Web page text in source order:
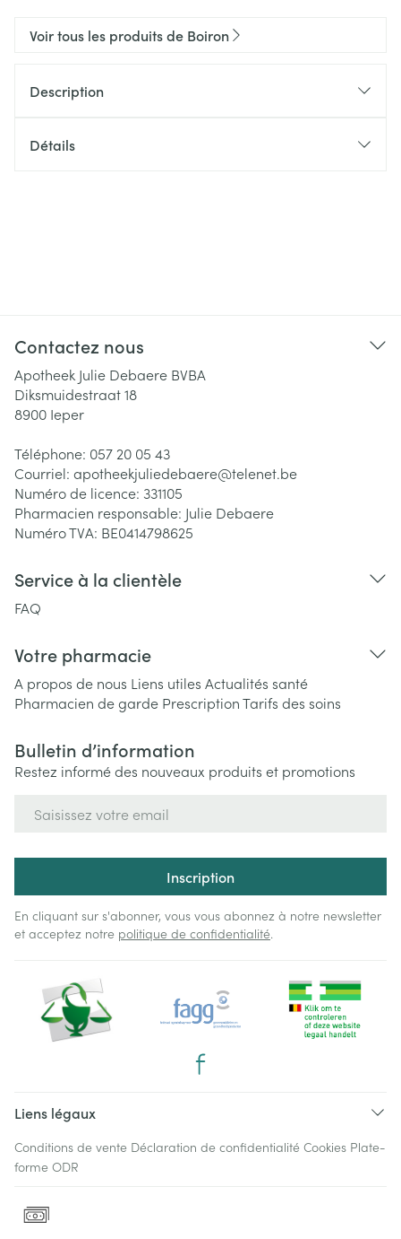
Voir tous les produits de Boiron
Description
Détails
Contactez nous
Apotheek Julie Debaere BVBA
Diksmuidestraat 18
8900 Ieper
Téléphone: 057 20 05 43
Courriel: apotheekjuliedebaere@telenet.be
Numéro de licence: 331105
Pharmacien responsable: Julie Debaere
Numéro TVA: BE0414798625
Service à la clientèle
FAQ
Votre pharmacie
A propos de nous Liens utiles Actualités santé
Pharmacien de garde PrescriptionTarifs des soins
Bulletin d’information
Restez informé des nouveaux produits et promotions
Inscription
En cliquant sur s'abonner, vous vous abonnez à notre newsletter
et acceptez notre politique de confidentialité.
Liens légaux
Conditions de vente Déclaration de confidentialité Cookies Plate-
forme ODR